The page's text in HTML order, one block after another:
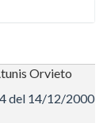
Orvieto
del 14/12/2000